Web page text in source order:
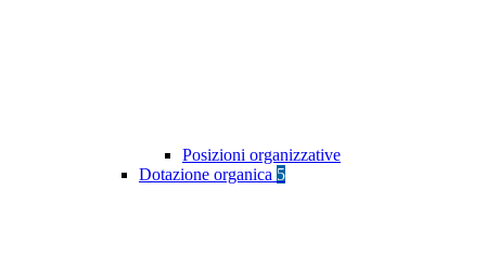
Posizioni organizzative
Dotazione organica 5